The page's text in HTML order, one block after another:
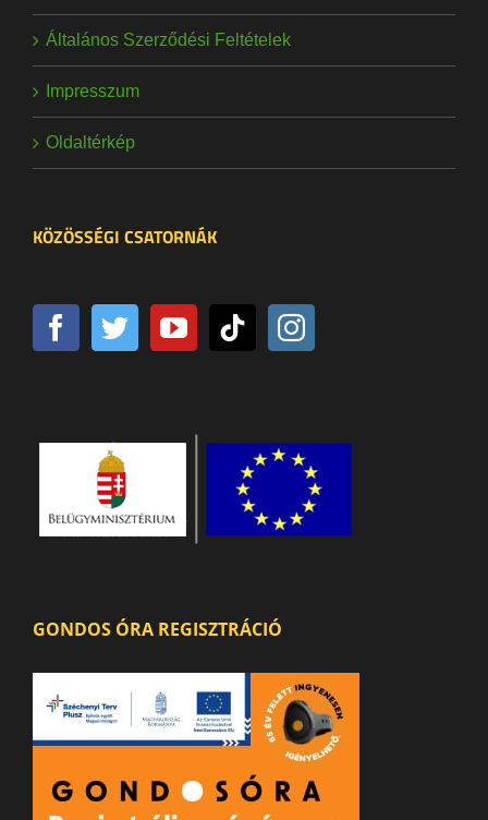
Általános Szerződési Feltételek
Impresszum
Oldaltérkép
KÖZÖSSÉGI CSATORNÁK
GONDOS ÓRA REGISZTRÁCIÓ